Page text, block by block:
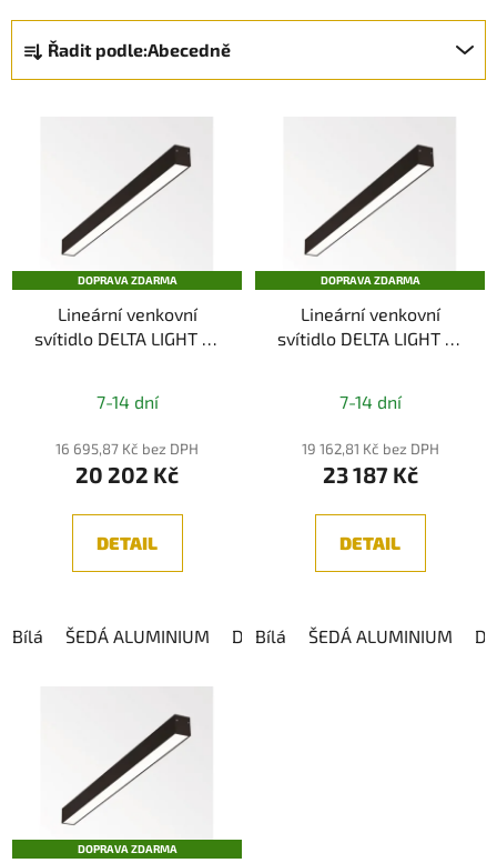
a
z
o
d
Řadit podle:Abecedně
r
DOPRAVA ZDARMA
Lineární venkovní
svítidlo DELTA LIGHT B-
hodnocení
produktu
je
z
7-14 dní
16 695,87 Kč bez DPH
20 202 Kč
DETAIL
Bílá ŠEDÁ ALUMINIUM DARK GREY
DOPRAVA ZDARMA
Lineární venkovní
svítidlo DELTA LIGHT B-
hodnocení
produktu
je
z
7-14 dní
19 162,81 Kč bez DPH
23 187 Kč
DETAIL
Bílá ŠEDÁ ALUMINIUM
DOPRAVA ZDARMA